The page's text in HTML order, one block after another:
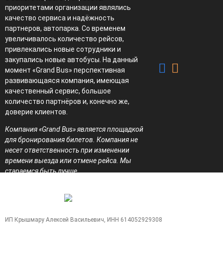
приоритетами организации являлись
качество сервиса и надёжность
партнеров, автопарка. Со временем
увеличивалось количество рейсов,
привлекались новые сотрудники и
закупались новые автобусы. На данный
момент «Grand Bus» перспективная
развивающаяся компания, имеющая
качественный сервис, большое
количество партнёров и, конечно же,
доверие клиентов.
Компания «Grand Bus» является площадкой
для бронирования билетов. Компания не
несет ответственность при изменении
времени выезда или отмене рейса. Мы
стараемся быть лучше.
ИП Крышмару Алексей Васильевич, ИНН 614052929308